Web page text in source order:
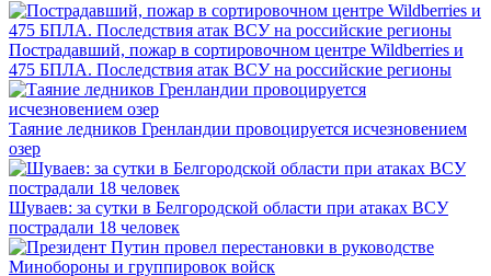
Пострадавший, пожар в сортировочном центре Wildberries и
475 БПЛА. Последствия атак ВСУ на российские регионы
Таяние ледников Гренландии провоцируется исчезновением
озер
Шуваев: за сутки в Белгородской области при атаках ВСУ
пострадали 18 человек